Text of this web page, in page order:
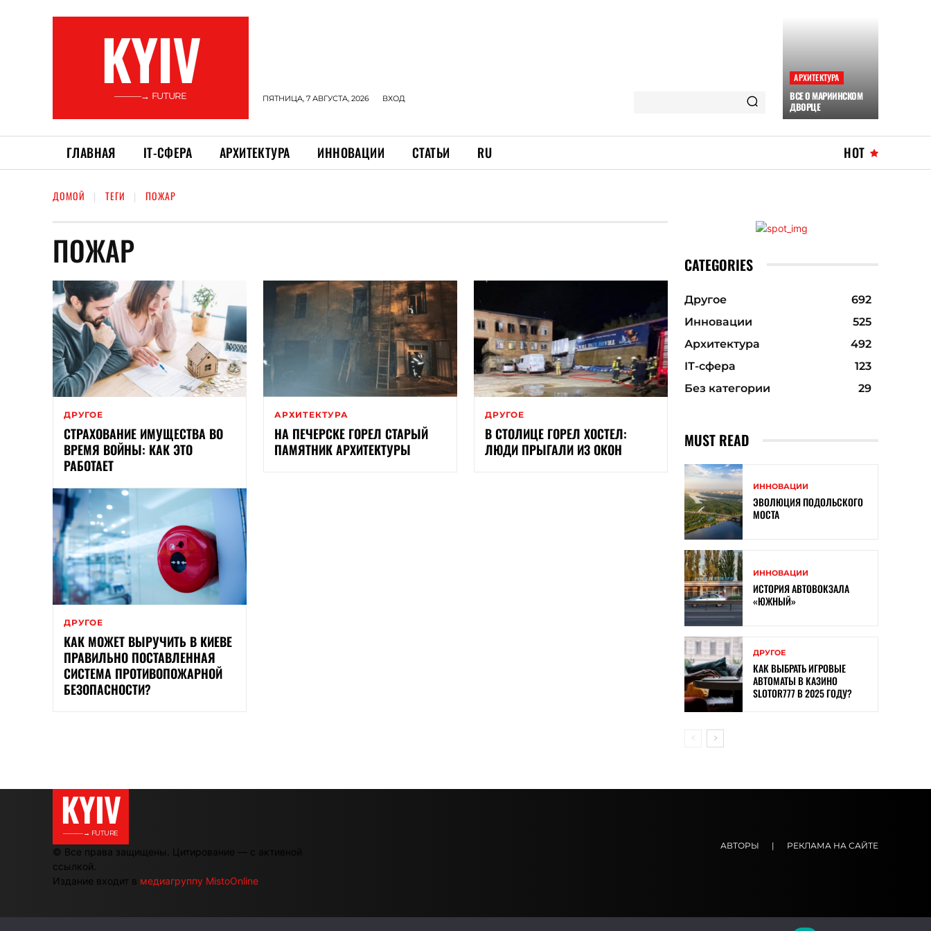
KYIV
———→ FUTURE ПЯТНИЦА, 7 АВГУСТА, 2026 ВХОД
АРХИТЕКТУРА
ВСЕ О МАРИИНСКОМ
ДВОРЦЕ
ГЛАВНАЯ ІТ-СФЕРА АРХИТЕКТУРА ИННОВАЦИИ СТАТЬИ RU HOT
ДОМОЙ ТЕГИ ПОЖАР
ПОЖАР
ДРУГОЕ
СТРАХОВАНИЕ ИМУЩЕСТВА ВО
ВРЕМЯ ВОЙНЫ: КАК ЭТО
РАБОТАЕТ
АРХИТЕКТУРА
НА ПЕЧЕРСКЕ ГОРЕЛ СТАРЫЙ
ПАМЯТНИК АРХИТЕКТУРЫ
ДРУГОЕ
В СТОЛИЦЕ ГОРЕЛ ХОСТЕЛ:
ЛЮДИ ПРЫГАЛИ ИЗ ОКОН
ДРУГОЕ
КАК МОЖЕТ ВЫРУЧИТЬ В КИЕВЕ
ПРАВИЛЬНО ПОСТАВЛЕННАЯ
СИСТЕМА ПРОТИВОПОЖАРНОЙ
БЕЗОПАСНОСТИ?
CATEGORIES
Другое
692
Инновации
525
Архитектура
492
ІТ-сфера
123
Без категории
29
MUST READ
ИННОВАЦИИ
ЭВОЛЮЦИЯ ПОДОЛЬСКОГО
МОСТА
ИННОВАЦИИ
ИСТОРИЯ АВТОВОКЗАЛА
«ЮЖНЫЙ»
ДРУГОЕ
КАК ВЫБРАТЬ ИГРОВЫЕ
АВТОМАТЫ В КАЗИНО
SLOTOR777 В 2025 ГОДУ?
KYIV
———→ FUTURE
© Все права защищены. Цитирование — с активной
ссылкой.
Издание входит в медиагруппу MistoOnline
АВТОРЫ | РЕКЛАМА НА САЙТЕ